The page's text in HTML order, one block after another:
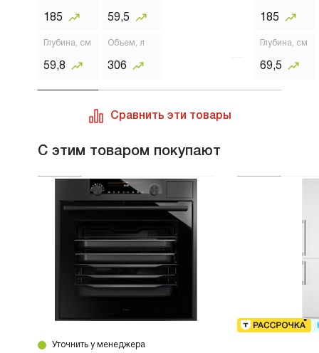
185 59,5
Глубина, см
59,8
Объем, л
306
185
Глубина, см
69,5
Сравнить эти товары
С этим товаром покупают
Уточнить у менеджера